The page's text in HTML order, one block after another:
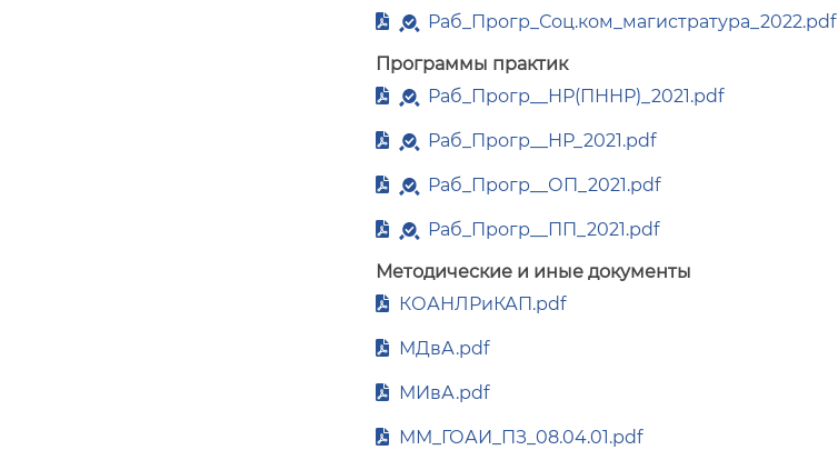
Раб_Прогр_Соц.ком_магистратура_2022.pdf
Программы практик
Раб_Прогр__НР(ПННР)_2021.pdf
Раб_Прогр__НР_2021.pdf
Раб_Прогр__ОП_2021.pdf
Раб_Прогр__ПП_2021.pdf
Методические и иные документы
КОАНЛРиКАП.pdf
МДвА.pdf
МИвА.pdf
ММ_ГОАИ_ПЗ_08.04.01.pdf